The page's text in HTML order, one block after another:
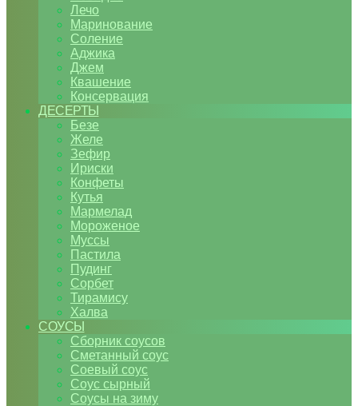
Лечо
Маринование
Соление
Аджика
Джем
Квашение
Консервация
ДЕСЕРТЫ
Безе
Желе
Зефир
Ириски
Конфеты
Кутья
Мармелад
Мороженое
Муссы
Пастила
Пудинг
Сорбет
Тирамису
Халва
СОУСЫ
Сборник соусов
Сметанный соус
Соевый соус
Соус сырный
Соусы на зиму